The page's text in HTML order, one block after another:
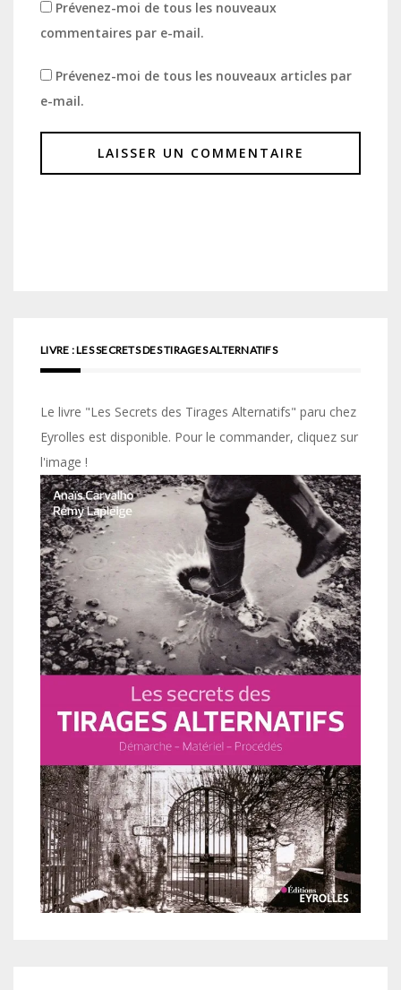
Prévenez-moi de tous les nouveaux
commentaires par e-mail.
Prévenez-moi de tous les nouveaux articles par
e-mail.
LIVRE : LES SECRETS DES TIRAGES ALTERNATIFS
Le livre "Les Secrets des Tirages Alternatifs" paru chez
Eyrolles est disponible. Pour le commander, cliquez sur
l'image !